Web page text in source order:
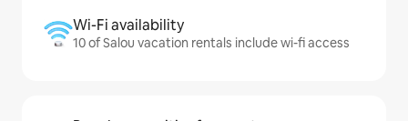
Wi-Fi availability
10 of Salou vacation rentals include wi-fi access